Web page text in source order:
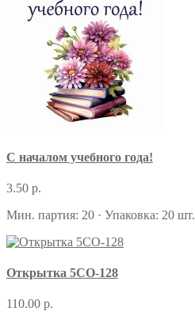
С началом учебного года!
3.50 р.
Мин. партия: 20 · Упаковка: 20 шт.
Открытка 5СО-128
110.00 р.